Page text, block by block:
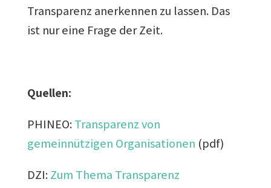
Transparenz anerkennen zu lassen. Das
ist nur eine Frage der Zeit.
Quellen:
PHINEO:Transparenz von
gemeinnützigen Organisationen (pdf)
DZI:Zum Thema Transparenz